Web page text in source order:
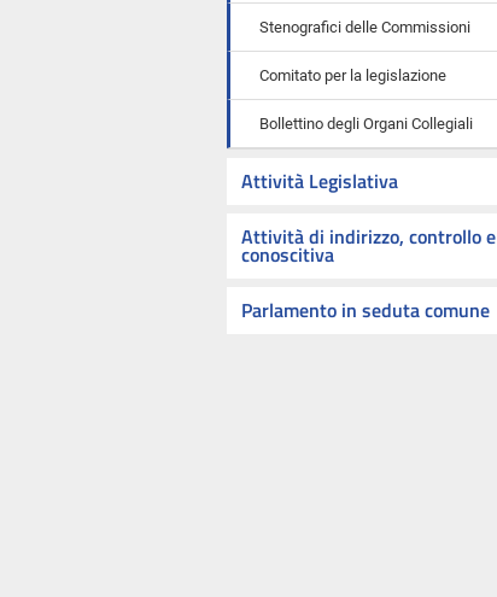
Stenografici delle Commissioni
Comitato per la legislazione
Bollettino degli Organi Collegiali
Attività Legislativa
Attività di indirizzo, controllo e
conoscitiva
Parlamento in seduta comune